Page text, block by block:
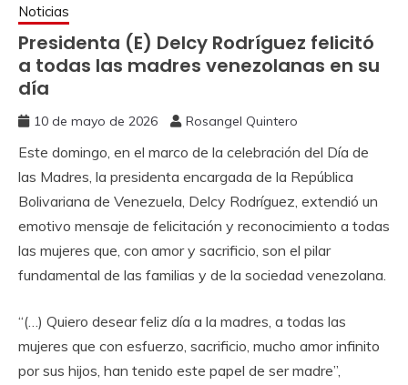
Noticias
Presidenta (E) Delcy Rodríguez felicitó
a todas las madres venezolanas en su
día
10 de mayo de 2026 Rosangel Quintero
Este domingo, en el marco de la celebración del Día de
las Madres, la presidenta encargada de la República
Bolivariana de Venezuela, Delcy Rodríguez, extendió un
emotivo mensaje de felicitación y reconocimiento a todas
las mujeres que, con amor y sacrificio, son el pilar
fundamental de las familias y de la sociedad venezolana.
“(…) Quiero desear feliz día a la madres, a todas las
mujeres que con esfuerzo, sacrificio, mucho amor infinito
por sus hijos, han tenido este papel de ser madre”,